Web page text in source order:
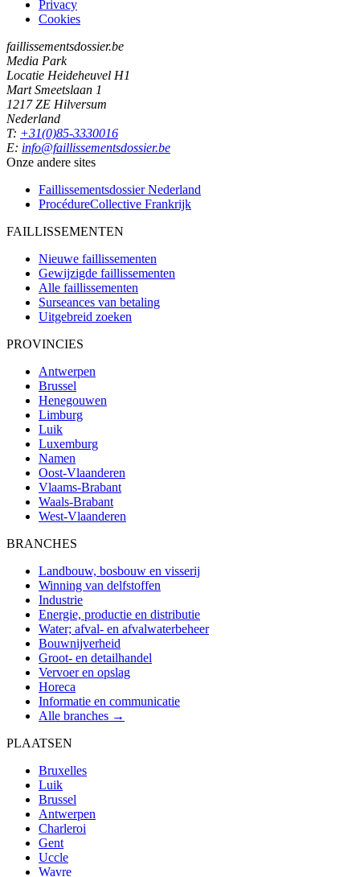
Privacy
Cookies
faillissementsdossier.be
Media Park
Locatie Heideheuvel H1
Mart Smeetslaan 1
1217 ZE Hilversum
Nederland
T: +31(0)85-3330016
E: info@faillissementsdossier.be
Onze andere sites
Faillissementsdossier Nederland
ProcédureCollective Frankrijk
FAILLISSEMENTEN
Nieuwe faillissementen
Gewijzigde faillissementen
Alle faillissementen
Surseances van betaling
Uitgebreid zoeken
PROVINCIES
Antwerpen
Brussel
Henegouwen
Limburg
Luik
Luxemburg
Namen
Oost-Vlaanderen
Vlaams-Brabant
Waals-Brabant
West-Vlaanderen
BRANCHES
Landbouw, bosbouw en visserij
Winning van delfstoffen
Industrie
Energie, productie en distributie
Water; afval- en afvalwaterbeheer
Bouwnijverheid
Groot- en detailhandel
Vervoer en opslag
Horeca
Informatie en communicatie
Alle branches →
PLAATSEN
Bruxelles
Luik
Brussel
Antwerpen
Charleroi
Gent
Uccle
Wavre